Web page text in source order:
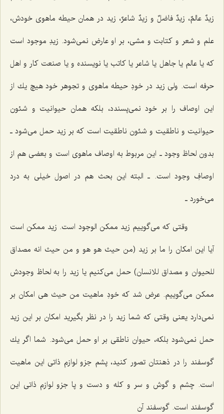
زیدٌ عالمٌ، زیدٌ فاضلٌ و زیدٌ شاعرٌ، زید در همان حیطه ماهوى خودش،
علم و شعر و كتابت و مشى، بر او عارض نمى‌شود. زیدِ موجود است
كه یا عالم یا جاهل یا شاعر یا كاتب یا نویسنده و یا صنعت كار و اهل
حرفه است. ولى زید در خودِ حیطه ماهوى و تجوهر خود هیچ یك از
این اوصاف را بر خود نمى‌پسندد، بلكه همان حیوانیت و شئون
حیوانیت و ناطقیت و شئون ناطقیت است كه بر زید حمل مى‌شود ـ
بدون لحاظ وجود ـ این مربوط به اوصاف ماهوى است و بعضى هم از
اوصافِ وجود است. ـ البته این بحث هم در اصول خیلى به درد
مى‌خورد ـ
وقتى كه مى‌گوییم زید ممكن الوجود است. زید ممكن است
آیا این امكان را ما بر زید (من حیث هو هو و من حیث انه مصداق
للحیوان و مصداق للانسان) حمل مى‌كنیم یا زید را به لحاظ وجودش
ممكن مى‌گوییم. عرض شد كه خودِ ماهیت من حیث هى امكان بر
نمى‌دارد یعنى وقتى كه شما زید را در نظر بگیرید امكان بر این زید
حمل نمى‌شود بلكه، حیوان ناطقى بر او حمل مى‌شود. شما اگر یك
گوسفند را در ذهنتان تصور كنید، پشم جزو لوازم ذاتى این ماهیت
است. چشم و گوش و سر و كله و دست و پا جزو لوازم ذاتى این
گوسفند است. گوسفند آن‌